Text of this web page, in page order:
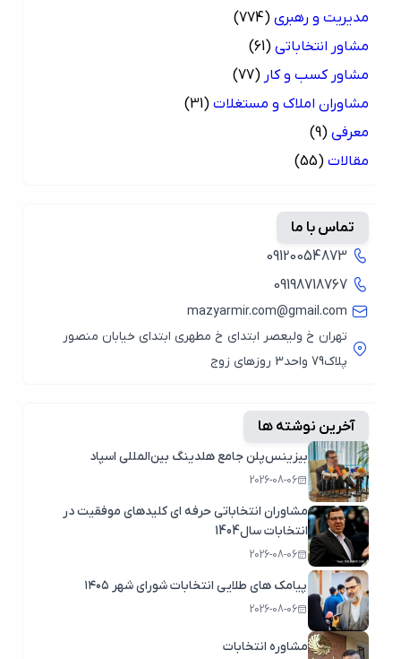
مدیریت و رهبری (774)
مشاور انتخاباتی (61)
مشاور کسب و کار (77)
مشاوران املاک و مستغلات (31)
معرفی (9)
مقالات (55)
تماس با ما
09120054873
09198718767
mazyarmir.com@gmail.com
تهران خ ولیعصر ابتدای خ مطهری ابتدای خیابان منصور
آخرین نوشته ها
بیزینس‌پلن جامع هلدینگ بین‌المللی اسپاد
2026-08-06
مشاوران انتخاباتی حرفه ای کلیدهای موفقیت در
انتخابات سال1404
2026-08-06
پیامک های طلایی انتخابات شورای شهر ۱۴۰۵
2026-08-06
مشاوره انتخابات